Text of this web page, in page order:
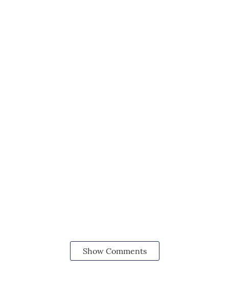
Show Comments